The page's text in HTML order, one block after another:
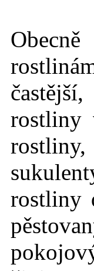
rostliny
rostliny